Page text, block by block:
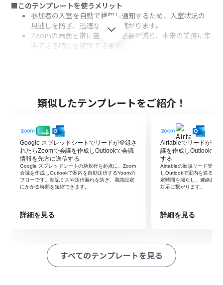
■このテンプレートを使うメリット
参加者の入室を自動で検知し通知するため、入室状況の
見逃しを防ぎ、迅速な対応に繋がります。
Zoomの画面を常に監視する必要が減り、本来の業務に集
中できる時間を確保できます。
がホストより先に入室したら（Webhook）」というアク
ションを設定します。
ルにメッセージを送る」アクションを設定し、参加者が入
室した旨を通知します。
※「トリガー」：フロー起動のきっかけとなるアクション、「オ
ペレーション」：トリガー起動後、フロー内で処理を行うアク
ション
■このワークフローのカスタムポイント
通知するメッセージの本文も自由に編集できるため、ミ
ZoomとMicrosoft TeamsのそれぞれとYoomを連携して
ください。
類似したテンプレートをご紹介！
Google スプレッドシートでリードが登録さ
れたらZoomで会議を作成しOutlookで会議
情報を先方に送信する
Google スプレッドシートの新規行を起点に、Zoom
会議を作成しOutlookで案内を自動送信するYoomの
フローです。転記ミスや送信漏れを防ぎ、商談設定
にかかる時間を短縮できます。
詳細を見る
Airtableでリードが登
議を作成しOutlookで
する
Airtableの新規リード登録
しOutlookで案内を送るフ
定時間を減らし、連絡漏れ
対応に繋がります。
詳細を見る
すべてのテンプレートを見る